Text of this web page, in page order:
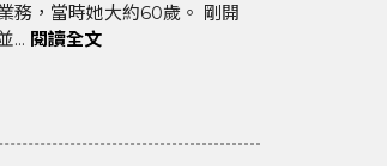
務，當時她大約60歲。 剛開
... 閱讀全文